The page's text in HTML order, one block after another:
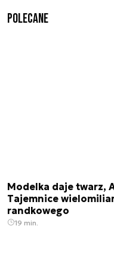
Polecane
Modelka daje twarz,
Tajemnice
randkowego
19 min.